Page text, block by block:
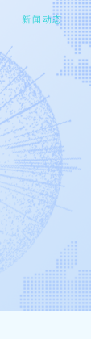
新闻动态